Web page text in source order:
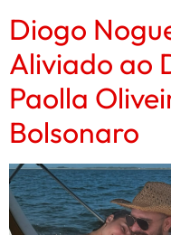
Diogo
Aliviado ao
Paolla
Bolsonaro